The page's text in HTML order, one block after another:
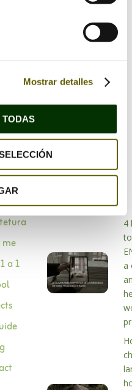
Mostrar detalles
TODAS
website in this browser
a 1
4
to
a